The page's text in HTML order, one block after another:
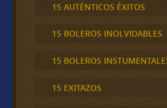
15 AUTÉNTICOS ÉXITOS
15 BOLEROS INOLVIDABLES
15 BOLEROS
15 EXITAZOS